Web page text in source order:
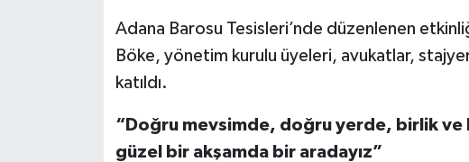
Adana Barosu Tesisleri’nde düzenlenen
Böke, yönetim kurulu üyeleri, avukatlar,
katıldı.
“Doğru mevsimde, doğru yerde, birlik
güzel bir akşamda bir aradayız”